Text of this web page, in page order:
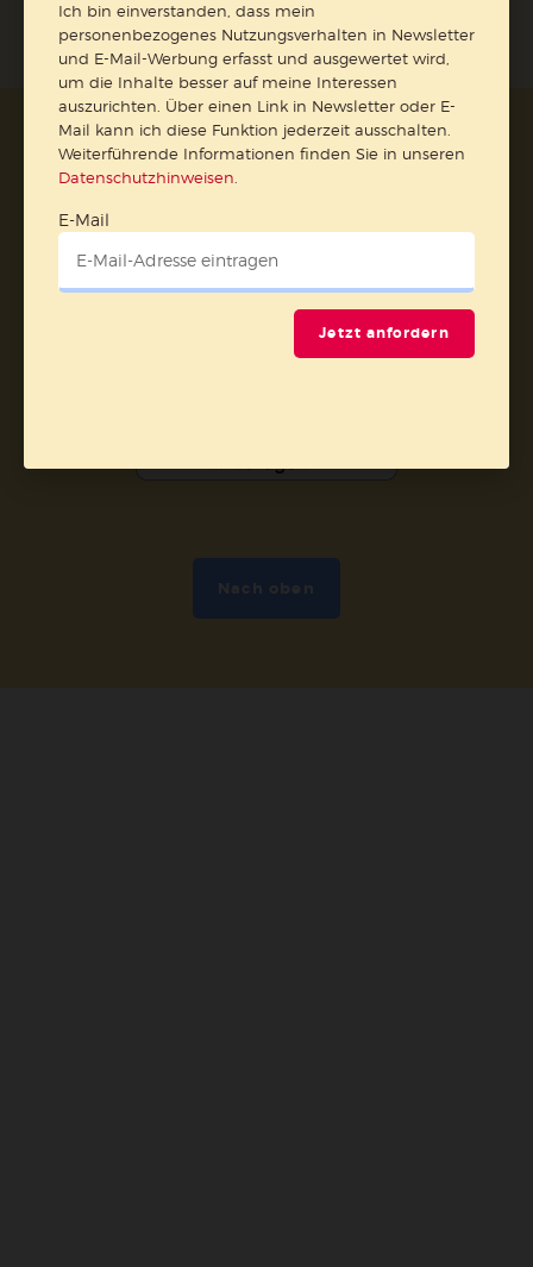
AGB und Widerrufsbelehrung
Datenschutz
Barrierefreiheit
Impressum
Vertrag widerrufen
Abo online kündigen
Ich bin einverstanden, dass mein
personenbezogenes Nutzungsverhalten in Newsletter
und E-Mail-Werbung erfasst und ausgewertet wird,
um die Inhalte besser auf meine Interessen
auszurichten. Über einen Link in Newsletter oder E-
Mail kann ich diese Funktion jederzeit ausschalten.
Weiterführende Informationen finden Sie in unseren
Datenschutzhinweisen
E-Mail
Jetzt anfordern